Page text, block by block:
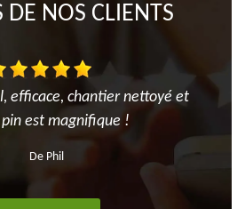
DE NOS CLIENTS
efficace, chantier nettoyé et
est magnifique !
De Phil